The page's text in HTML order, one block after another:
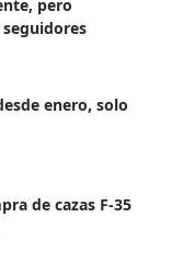
pero
enero, solo
de cazas F-35